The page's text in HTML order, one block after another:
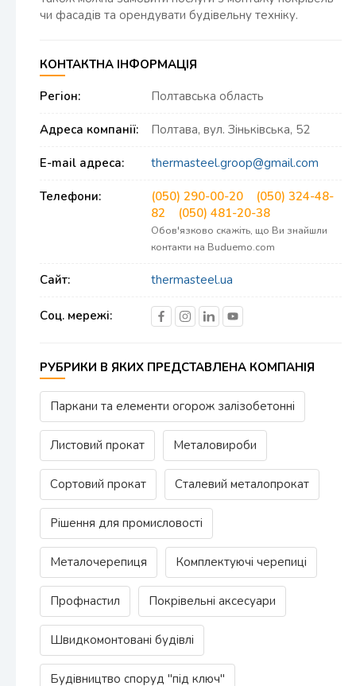
чи фасадів та орендувати будівельну техніку.
КОНТАКТНА ІНФОРМАЦІЯ
Регіон:
Полтавська область
Адреса компанії: Полтава, вул. Зіньківська, 52
E-mail адреса: thermasteel.groop@gmail.com
Телефони: (050) 290-00-20
(050) 324-48-
82
(050) 481-20-38
Обов'язково скажіть, що Ви знайшли
контакти на Buduemo.com
Сайт: thermasteel.ua
Соц. мережі:
РУБРИКИ В ЯКИХ ПРЕДСТАВЛЕНА КОМПАНІЯ
Паркани та елементи огорож залізобетонні
Листовий прокат Металовироби
Сортовий прокат Сталевий металопрокат
Рішення для промисловості
Металочерепиця Комплектуючі черепиці
Профнастил Покрівельні аксесуари
Швидкомонтовані будівлі
Будівництво споруд "під ключ"